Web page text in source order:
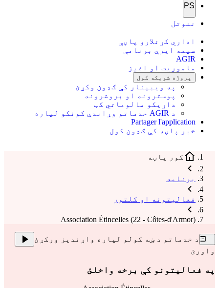
PS
ننوتل
اداري کړنلارو پاڼې
سیمه ایزې برنامې
AGIR
ماموریت او اغیز
پروژه شریکه کول
په ویبینار کې ګډون وکړئ
پوسترونه او بروشرونه
داړیکو مالوماتي کټ
د AGIR خدماتو وړاندې کونکو لپاره
Partager l'application
خبر پاڼه کې ګډون کول
کور پاڼه
برنامه
فعالیتونه او کلتور
Association Étincelles (22 - Côtes-d'Armor)
د خدماتو د ښه کولو لپاره واړندیز ورکړئ
واورئ
په فعالیتونو کې برخه واخلئ